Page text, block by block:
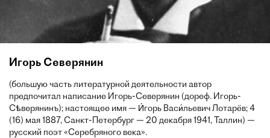
Игорь Северянин
(большую часть литературной деятельности автор
предпочитал написание Игорь-Северянин (дореф. Игорь-
Сѣверянинъ); настоящее имя — И́горь Васи́льевич Лотарёв; 4
(16) мая 1887, Санкт-Петербург — 20 декабря 1941, Таллин) —
русский поэт «Серебряного века».